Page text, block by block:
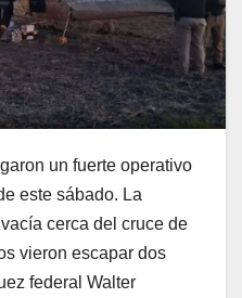
un fuerte operativo
este sábado. La
cerca del cruce de
vieron escapar dos
federal Walter